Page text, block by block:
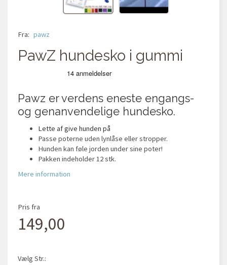
Fra: pawz
PawZ hundesko i gummi
Pawz er verdens eneste engangs-
og genanvendelige hundesko.
Lette af give hunden på
Passe poterne uden lynlåse eller stropper.
Hunden kan føle jorden under sine poter!
Pakken indeholder 12 stk.
Mere information
Pris fra
149,00
Vælg Str.: